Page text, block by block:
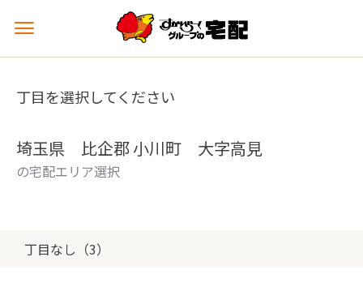
メ
ュ
を
丁目を選択してください
埼玉県 比企郡 小川町 大字高見
の宅配エリア選択
丁目なし（3）